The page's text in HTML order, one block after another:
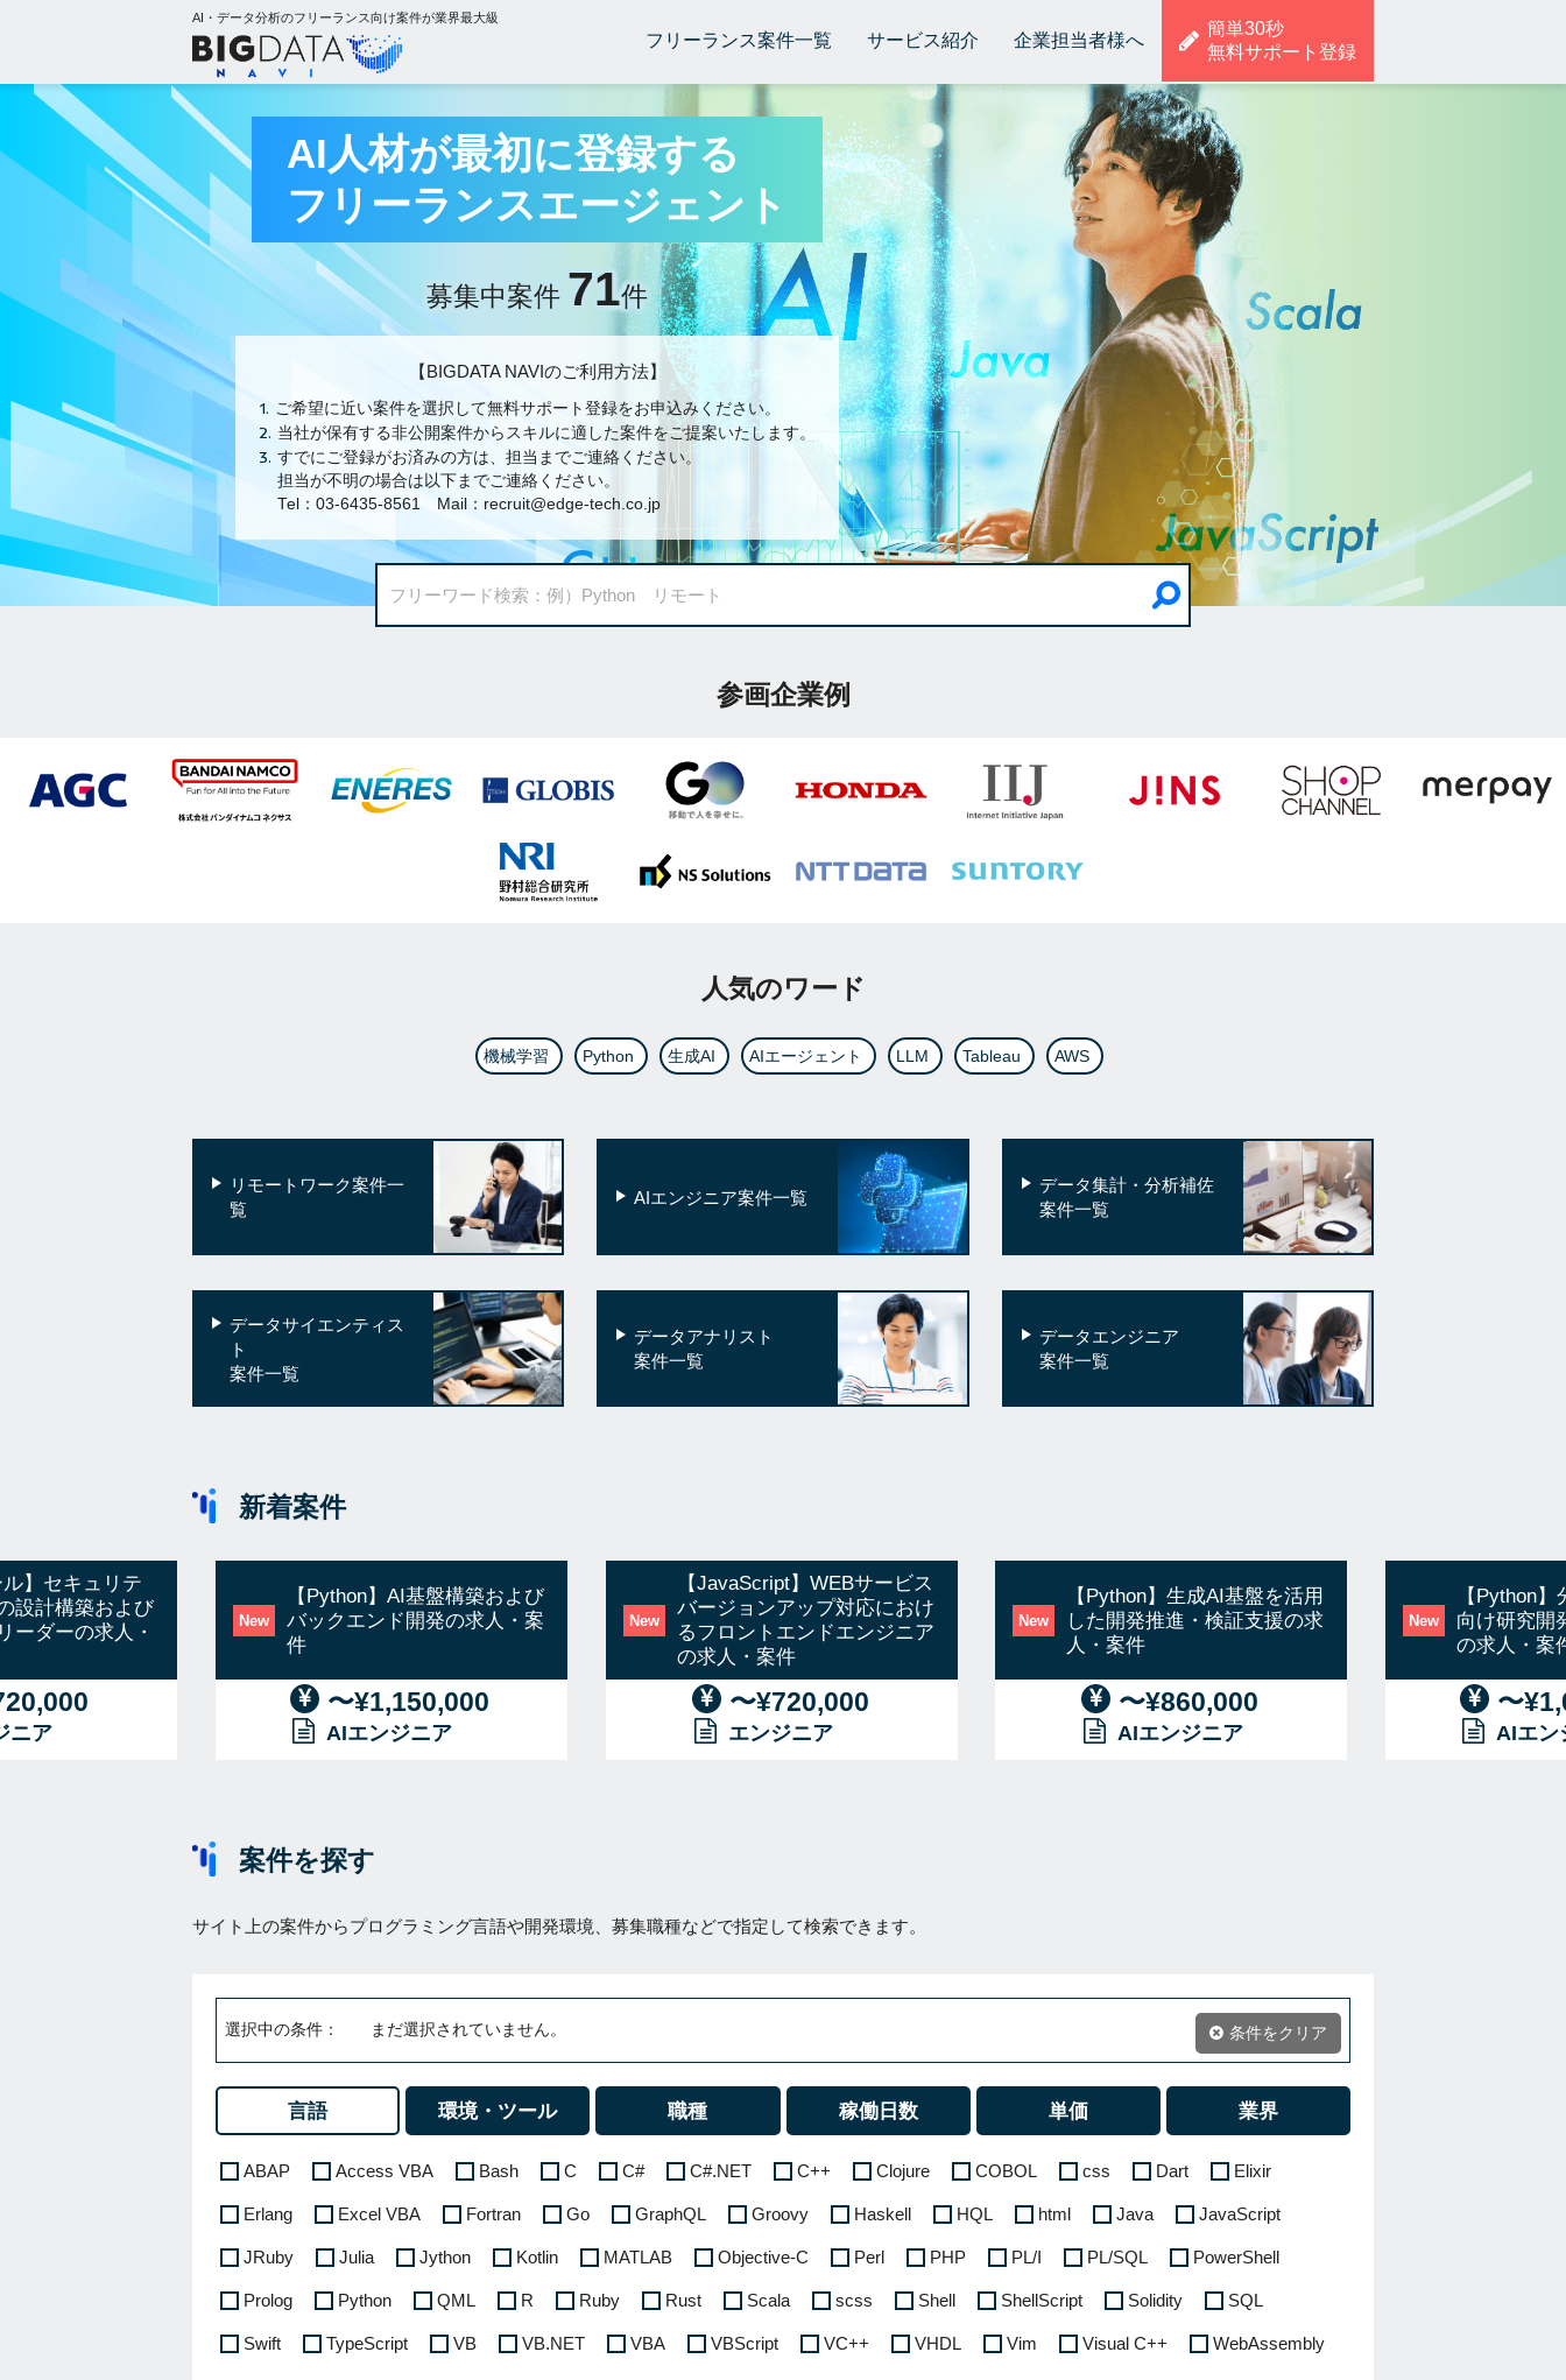
AI・データ分析のフリーランス向け案件が業界最大級
フリーランス案件一覧 サービス紹介 企業担当者様へ
簡単30秒
無料サポート登録
AI人材が最初に登録する
フリーランスエージェント
募集中案件 71件
【BIGDATA NAVIのご利用方法】
ご希望に近い案件を選択して無料サポート登録をお申込みください。
当社が保有する非公開案件からスキルに適した案件をご提案いたします。
すでにご登録がお済みの方は、担当までご連絡ください。
担当が不明の場合は以下までご連絡ください。
Tel：03-6435-8561 Mail：recruit@edge-tech.co.jp
参画企業例
人気のワード
機械学習 Python 生成AI AIエージェント LLM Tableau AWS
リモートワーク案件一
覧
AIエンジニア案件一覧
データ集計・分析補佐
案件一覧
データサイエンティス
ト
案件一覧
データアナリスト
案件一覧
データエンジニア
案件一覧
新着案件
】セキュリテ
設計構築および
ーダーの求人・
ニア
New
【Python】AI基盤構築および
バックエンド開発の求人・案
件
〜¥1,150,000
AIエンジニア
New
【JavaScript】WEBサービス
バージョンアップ対応におけ
るフロントエンドエンジニア
の求人・案件
〜¥720,000
エンジニア
New
【Python】生成AI基盤を活用
した開発推進・検証支援の求
人・案件
〜¥860,000
AIエンジニア
New
【Python
向け研究開
の求人・案
〜
AIエン
案件を探す
サイト上の案件からプログラミング言語や開発環境、募集職種などで指定して検索できます。
選択中の条件： まだ選択されていません。 条件をクリア
言語 環境・ツール 職種 稼働日数 単価 業界
ABAP Access VBA Bash C C# C#.NET C++ Clojure COBOL css Dart Elixir
Erlang Excel VBA Fortran Go GraphQL Groovy Haskell HQL html Java JavaScript
JRuby Julia Jython Kotlin MATLAB Objective-C Perl PHP PL/I PL/SQL PowerShell
Prolog Python QML R Ruby Rust Scala scss Shell ShellScript Solidity SQL
Swift TypeScript VB VB.NET VBA VBScript VC++ VHDL Vim Visual C++ WebAssembly